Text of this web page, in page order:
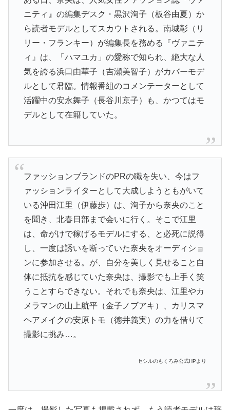
ニティ』の編集デスク・黒沢洵子（板谷由夏）か
ら読者モデルとしてスカウトされる。南城彰（リ
リー・フランキー）が編集長を務める『ヴァニテ
ィ』は、「ハマユカ」の愛称で知られ、絶大な人
気を誇る浜口由華子（吉瀬美智子）がカバーモデ
ルとして君臨。情報番組のコメンテーターとして
活躍中の安永舞子（長谷川京子）も、かつてはモ
デルとして在籍していた。
ファッションブランドのPRの職を失い、今はフ
ァッションライターとして大成しようともがいて
いる沖田江里（伊藤歩）は、洵子から奈央のこと
を聞き、北春日部まで会いに行く。そこで江里
は、命がけで稼げるモデルにする、と必死に説得
し、一度は誘いを断っていた奈央をオーディショ
ンに参加させる。が、自分を美しく見せること自
体に抵抗を感じていた奈央は、撮影でも上手く笑
うことすらできない。それでも奈央は、江里やカ
メラマンの山上航平（金子ノブアキ）、カリスマ
ヘアメイクの安原トモ（徳井義実）の力を借りて
撮影に挑み…。
セシルのもくろみ公式HPより